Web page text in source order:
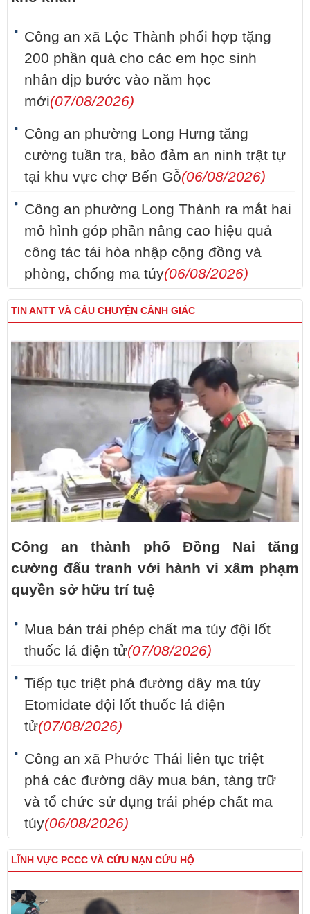
Công an xã Lộc Thành phối hợp tặng
200 phần quà cho các em học sinh
nhân dịp bước vào năm học
mới(07/08/2026)
Công an phường Long Hưng tăng
cường tuần tra, bảo đảm an ninh trật tự
tại khu vực chợ Bến Gỗ(06/08/2026)
Công an phường Long Thành ra mắt hai
mô hình góp phần nâng cao hiệu quả
công tác tái hòa nhập cộng đồng và
phòng, chống ma túy(06/08/2026)
TIN ANTT VÀ CÂU CHUYỆN CẢNH GIÁC
Công an thành phố Đồng Nai tăng
cường đấu tranh với hành vi xâm phạm
quyền sở hữu trí tuệ
Mua bán trái phép chất ma túy đội lốt
thuốc lá điện tử(07/08/2026)
Tiếp tục triệt phá đường dây ma túy
Etomidate đội lốt thuốc lá điện
tử(07/08/2026)
Công an xã Phước Thái liên tục triệt
phá các đường dây mua bán, tàng trữ
và tổ chức sử dụng trái phép chất ma
túy(06/08/2026)
LĨNH VỰC PCCC VÀ CỨU NẠN CỨU HỘ